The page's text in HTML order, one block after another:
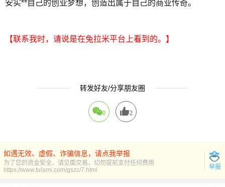
安实**自己的创业梦想，创造出属于自己的商业传奇。
【联系我时，请说是在兔拉米平台上看到的。】
转发好友/分享朋友圈
0 2
如遇无效、虚假、诈骗信息，请点我举报
为了您的资金安全，请见面交易，切勿提前支付任何费用
举报
https://www.tulami.com/gszc/7.html